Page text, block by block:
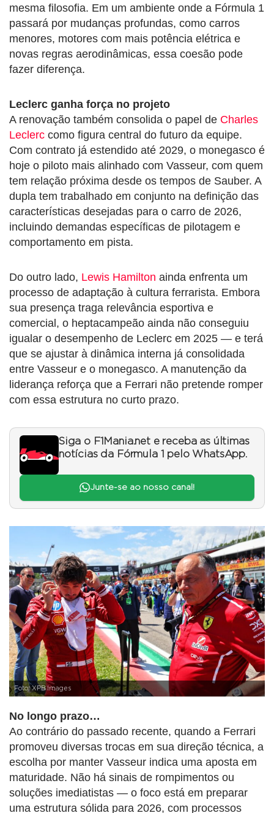
mesma filosofia. Em um ambiente onde a Fórmula 1
passará por mudanças profundas, como carros
menores, motores com mais potência elétrica e
novas regras aerodinâmicas, essa coesão pode
fazer diferença.
Leclerc ganha força no projeto
A renovação também consolida o papel de Charles
Leclerc como figura central do futuro da equipe.
Com contrato já estendido até 2029, o monegasco é
hoje o piloto mais alinhado com Vasseur, com quem
tem relação próxima desde os tempos de Sauber. A
dupla tem trabalhado em conjunto na definição das
características desejadas para o carro de 2026,
incluindo demandas específicas de pilotagem e
comportamento em pista.
Do outro lado, Lewis Hamilton ainda enfrenta um
processo de adaptação à cultura ferrarista. Embora
sua presença traga relevância esportiva e
comercial, o heptacampeão ainda não conseguiu
igualar o desempenho de Leclerc em 2025 — e terá
que se ajustar à dinâmica interna já consolidada
entre Vasseur e o monegasco. A manutenção da
liderança reforça que a Ferrari não pretende romper
com essa estrutura no curto prazo.
Siga o F1Mania.net e receba as últimas
notícias da Fórmula 1 pelo WhatsApp.
Junte-se ao nosso canal!
Foto: XPB Images
No longo prazo…
Ao contrário do passado recente, quando a Ferrari
promoveu diversas trocas em sua direção técnica, a
escolha por manter Vasseur indica uma aposta em
maturidade. Não há sinais de rompimentos ou
soluções imediatistas — o foco está em preparar
uma estrutura sólida para 2026, com processos